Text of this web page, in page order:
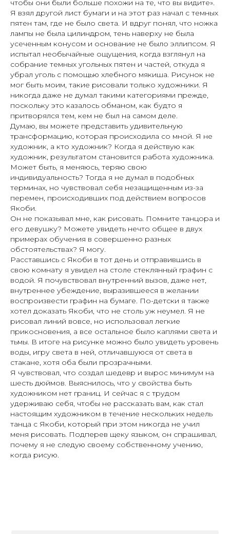
чтобы они были больше похожи на те, что вы видите».
Я взял другой лист бумаги и на этот раз начал с темных
пятен там, где не было света. И вдруг понял, что ножка
лампы не была цилиндром, тень наверху не была
усеченным конусом и основание не было эллипсом. Я
испытал необычайные ощущения, когда взглянул на
собрание темных угольных пятен и частей, откуда я
убрал уголь с помощью хлебного мякиша. Рисунок не
мог быть моим, такие рисовали только художники. Я
никогда даже не думал такими категориями прежде,
поскольку это казалось обманом, как будто я
притворялся тем, кем не был на самом деле.
Думаю, вы можете представить удивительную
трансформацию, которая происходила со мной. Я не
художник, а кто художник? Когда я действую как
художник, результатом становится работа художника.
Может быть, я меняюсь, теряю свою
индивидуальность? Тогда я не думал в подобных
терминах, но чувствовал себя незащищенным из-за
перемен, происходивших под действием вопросов
Якоби.
Он не показывал мне, как рисовать. Помните танцора и
его девушку? Можете увидеть нечто общее в двух
примерах обучения в совершенно разных
обстоятельствах? Я могу.
Расставшись с Якоби в тот день и отправившись в
свою комнату я увидел на столе стеклянный графин с
водой. Я почувствовал внутренний вызов, даже нет,
внутреннее убеждение, выразившееся в желании
воспроизвести графин на бумаге. По-детски я также
хотел доказать Якоби, что не столь уж неумел. Я не
рисовал линий вовсе, но использовал легкие
прикосновения, а все остальное было каплями света и
тьмы. В итоге на рисунке можно было увидеть уровень
воды, игру света в ней, отличавшуюся от света в
стакане, хотя оба были прозрачными.
Я чувствовал, что создал шедевр и вырос минимум на
шесть дюймов. Выяснилось, что у свойства быть
художником нет границ. И сейчас я с трудом
удерживаю себя, чтобы не рассказать вам, как стал
настоящим художником в течение нескольких недель
танца с Якоби, который при этом никогда не учил
меня рисовать. Подперев щеку языком, он спрашивал,
почему я не следую своему собственному учению,
когда рисую.